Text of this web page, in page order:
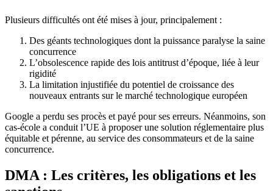
Plusieurs difficultés ont été mises à jour, principalement :
Des géants technologiques dont la puissance paralyse la saine
concurrence
L’obsolescence rapide des lois antitrust d’époque, liée à leur
rigidité
La limitation injustifiée du potentiel de croissance des
nouveaux entrants sur le marché technologique européen
Google a perdu ses procès et payé pour ses erreurs. Néanmoins, son
cas-école a conduit l’UE à proposer une solution réglementaire plus
équitable et pérenne, au service des consommateurs et de la saine
concurrence.
DMA : Les critères, les obligations et les